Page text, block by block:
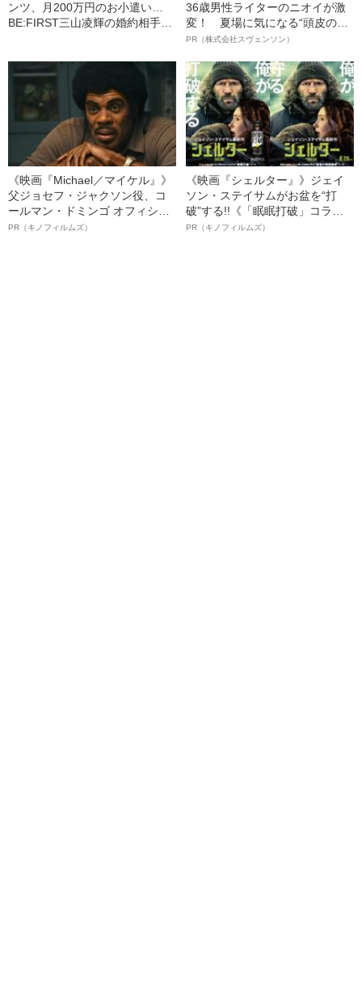
ンツ、月200万円のお小遣い…
BE:FIRST三山凌輝の婚約相手が
36歳男性ライターのニオイが激
変！ 夏場に気になる“頭皮のニ
オイ”や“ベタつき”を解消す
ト”が生み出した徹底ケアとは
PR（株式会社スヴェンソン）
《映画『Michael／マイケル』》
父ジョセフ・ジャクソン役、コ
ールマン・ドミンゴ オフィシャ
ルインタビュー“観客を魅了した
PR（キノフィルムズ）
《映画『シェルター』》ジェイ
ソン・ステイサムがお盆を“打
破”する!!《「眠眠打破」コラ
ボ》
PR（キノフィルムズ）